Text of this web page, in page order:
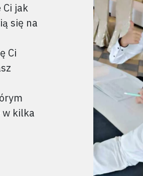
jak
się na
Ci
w kilka